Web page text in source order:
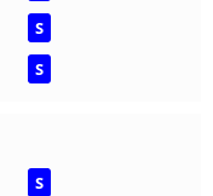
S
S
S